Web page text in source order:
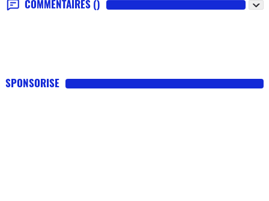
COMMENTAIRES ()
SPONSORISE